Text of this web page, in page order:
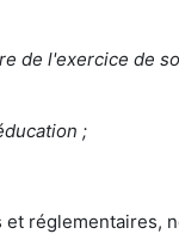
de l'exercice de
;
réglementaires,